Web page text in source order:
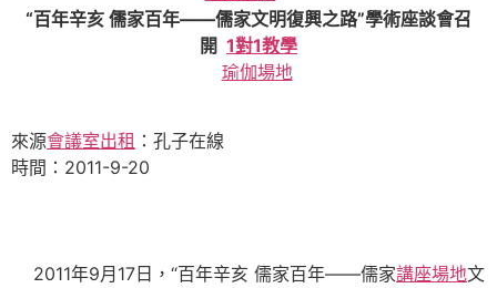
“百年辛亥 儒家百年——儒家文明復興之路”學術座談會召
開 1對1教學
瑜伽場地
來源會議室出租 ：孔子在線
時間：2011-9-20
2011年9月17日，“百年辛亥 儒家百年——儒家講座場地文